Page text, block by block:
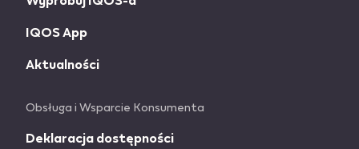
IQOS App
Aktualności
Obsługa i Wsparcie Konsumenta
Deklaracja dostępności